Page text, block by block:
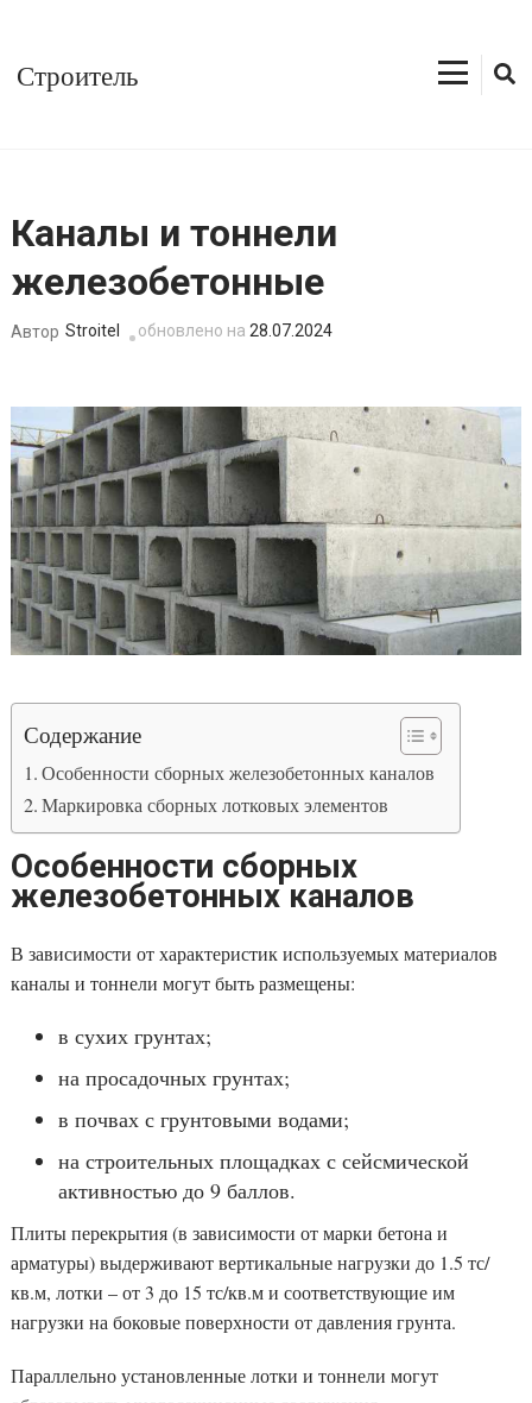
содержимому
Строитель
Каналы и тоннели
железобетонные
Автор Stroitel обновлено на 28.07.2024
Содержание
Особенности сборных железобетонных каналов
Маркировка сборных лотковых элементов
Особенности сборных
железобетонных каналов
В зависимости от характеристик используемых материалов
каналы и тоннели могут быть размещены:
в сухих грунтах;
на просадочных грунтах;
в почвах с грунтовыми водами;
на строительных площадках с сейсмической
активностью до 9 баллов.
Плиты перекрытия (в зависимости от марки бетона и
арматуры) выдерживают вертикальные нагрузки до 1.5 тс/
кв.м, лотки – от 3 до 15 тс/кв.м и соответствующие им
нагрузки на боковые поверхности от давления грунта.
Параллельно установленные лотки и тоннели могут